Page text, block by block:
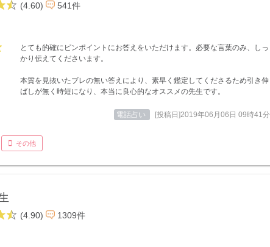
(4.60) 541件
とても的確にピンポイントにお答えをいただけます。必要な言葉のみ、しっ
かり伝えてくださいます。
本質を見抜いたブレの無い答えにより、素早く鑑定してくださるため引き伸
ばしが無く時短になり、本当に良心的なオススメの先生です。
電話占い [投稿日]2019年06月06日 09時41分
その他
(4.90) 1309件